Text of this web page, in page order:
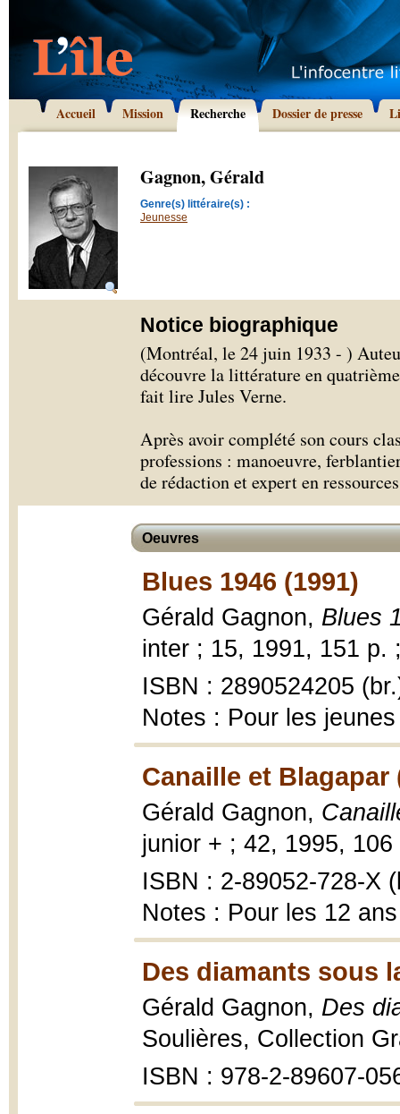
Accueil Mission Recherche Dossier de presse
Gagnon, Gérald
Genre(s) littéraire(s) :
Jeunesse
Notice biographique
(Montréal, le 24 juin 1933 - )
découvre la littérature en
fait lire Jules Verne.
Après avoir complété son cours
professions : manoeuvre,
de rédaction et expert en
Oeuvres
Blues 1946 (1991)
Gérald Gagnon, Blues
inter ; 15, 1991, 151 p.
ISBN : 2890524205
Notes : Pour les jeunes
Canaille et Blagapar
Gérald Gagnon,
junior + ; 42, 1995,
ISBN : 2-89052-728-X
Notes : Pour les 12
Des diamants sous
Gérald Gagnon, Des
Soulières, Collection
ISBN : 978-2-89607-